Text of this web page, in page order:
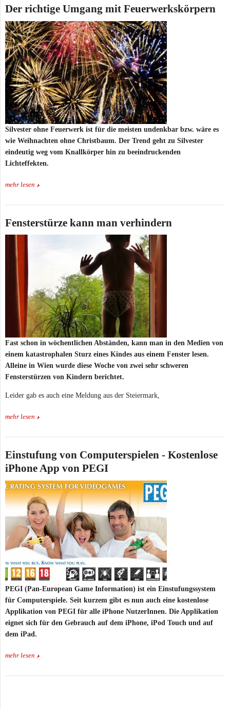
Der richtige Umgang mit Feuerwerkskörpern
Silvester ohne Feuerwerk ist für die meisten undenkbar bzw. wäre es
wie Weihnachten ohne Christbaum. Der Trend geht zu Silvester
eindeutig weg vom Knallkörper hin zu beeindruckenden
Lichteffekten.
mehr lesen
Fensterstürze kann man verhindern
Fast schon in wöchentlichen Abständen, kann man in den Medien von
einem katastrophalen Sturz eines Kindes aus einem Fenster lesen.
Alleine in Wien wurde diese Woche von zwei sehr schweren
Fensterstürzen von Kindern berichtet.
Leider gab es auch eine Meldung aus der Steiermark,
mehr lesen
Einstufung von Computerspielen - Kostenlose
iPhone App von PEGI
PEGI (Pan-European Game Information) ist ein Einstufungssystem
für Computerspiele. Seit kurzem gibt es nun auch eine kostenlose
Applikation von PEGI für alle iPhone NutzerInnen. Die Applikation
eignet sich für den Gebrauch auf dem iPhone, iPod Touch und auf
dem iPad.
mehr lesen